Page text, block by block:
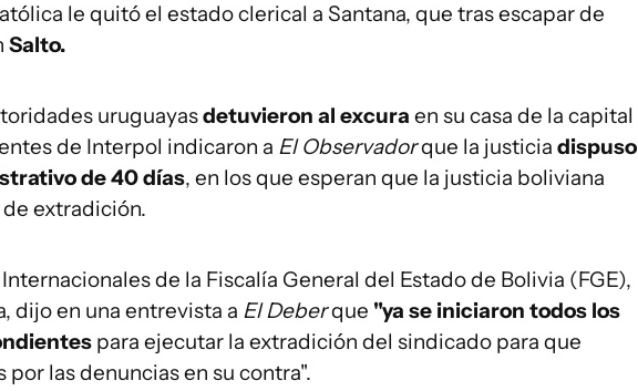
le quitó el estado clerical a Santana, que tras escapar de
Salto.
uruguayasdetuvieron al excura en su casa de la capital
de Interpol indicaron a El Observadorque la justicia dispuso
de 40 días, en los que esperan que la justicia boliviana
extradición.
de la Fiscalía General del Estado de Bolivia (FGE),
dijo en una entrevista a El Deberque "ya se iniciaron todos los
para ejecutar la extradición del sindicado para que
por las denuncias en su contra".